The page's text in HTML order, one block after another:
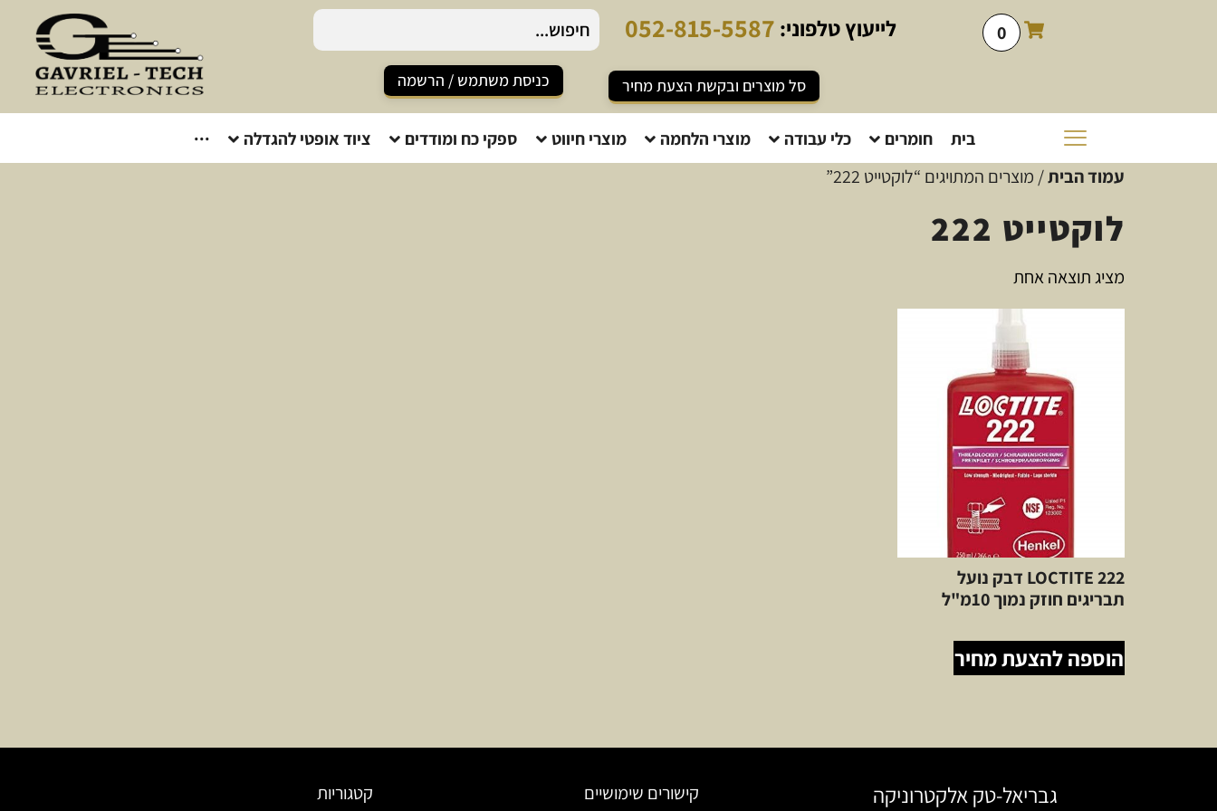
0 לייעוץטלפוני: 052-815-5587
סל מוצרים ובקשת הצעת מחיר כניסת משתמש / הרשמה
בית חומרים כלי עבודה מוצרי הלחמה מוצרי חיווט ספקי כח ומודדים ציוד אופטי להגדלה ···
עמוד הבית/ מוצרים המתויגים “לוקטייט 222”
לוקטייט 222
מציג תוצאה אחת
LOCTITE 222 דבק נועל
תבריגים חוזק נמוך 10מ"ל
הוספה להצעת מחיר
גבריאל-טק אלקטרוניקה קישורים שימושיים קטגוריות